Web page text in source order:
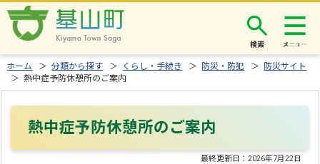
検索
ホーム ＞分類から探す ＞ くらし・手続き ＞ 防災・防犯 ＞
防災サイト
＞ 熱中症予防休憩所のご案内
熱中症予防休憩所のご案内
最終更新日：2026年7月22日